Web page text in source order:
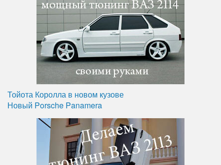
Тойота Королла в новом кузове
Новый Porsche Panamera